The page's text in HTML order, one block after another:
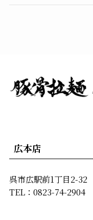
広本店
呉市広駅前1丁目2-32
TEL：0823-74-2904